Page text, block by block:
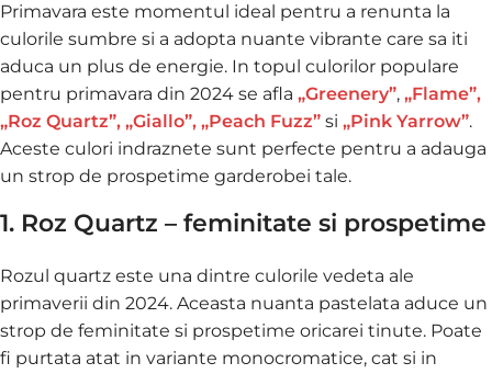
Primavara este momentul ideal pentru a renunta la
culorile sumbre si a adopta nuante vibrante care sa iti
aduca un plus de energie. In topul culorilor populare
pentru primavara din 2024 se afla „Greenery”, „Flame”,
„Roz Quartz”, „Giallo”, „Peach Fuzz” si „Pink Yarrow”.
Aceste culori indraznete sunt perfecte pentru a adauga
un strop de prospetime garderobei tale.
1. Roz Quartz – feminitate si prospetime
Rozul quartz este una dintre culorile vedeta ale
primaverii din 2024. Aceasta nuanta pastelata aduce un
strop de feminitate si prospetime oricarei tinute. Poate
fi purtata atat in variante monocromatice, cat si in